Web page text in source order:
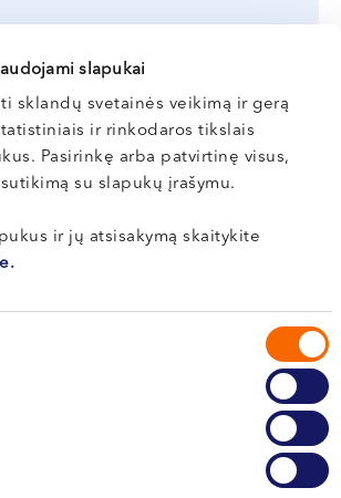
slapukai
sklandų svetainės veikimą ir gerą
ir rinkodaros tikslais
Pasirinkę arba patvirtinę visus,
su slapukų įrašymu.
ir jų atsisakymą skaitykite
ir įveikti?
(dažnai apibūdinamas kaip
išsekimas) nėra tik laikinas nuov...